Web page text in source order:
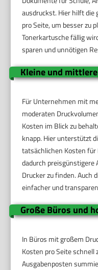
ausdruckst. Hier hilft die
pro Seite, um besser zu
Tonerkartusche fällig
sparen und unnötigen
Kleine und
Für Unternehmen mit
moderaten
Kosten im Blick zu
knapp. Hier unterstützt
tatsächlichen Kosten
dadurch
Drucker zu finden. Auch
einfacher und
Große Büros und
In Büros mit großem
Kosten pro Seite schnell
Ausgabenposten